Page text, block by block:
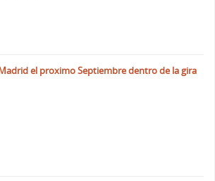
el proximo Septiembre dentro de la gira